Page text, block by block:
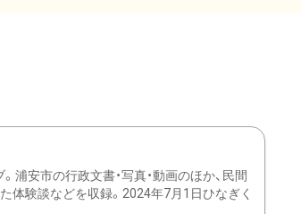
安市の行政文書・写真・動画のほか、民間
体験談などを収録。2024年7月1日ひなぎく